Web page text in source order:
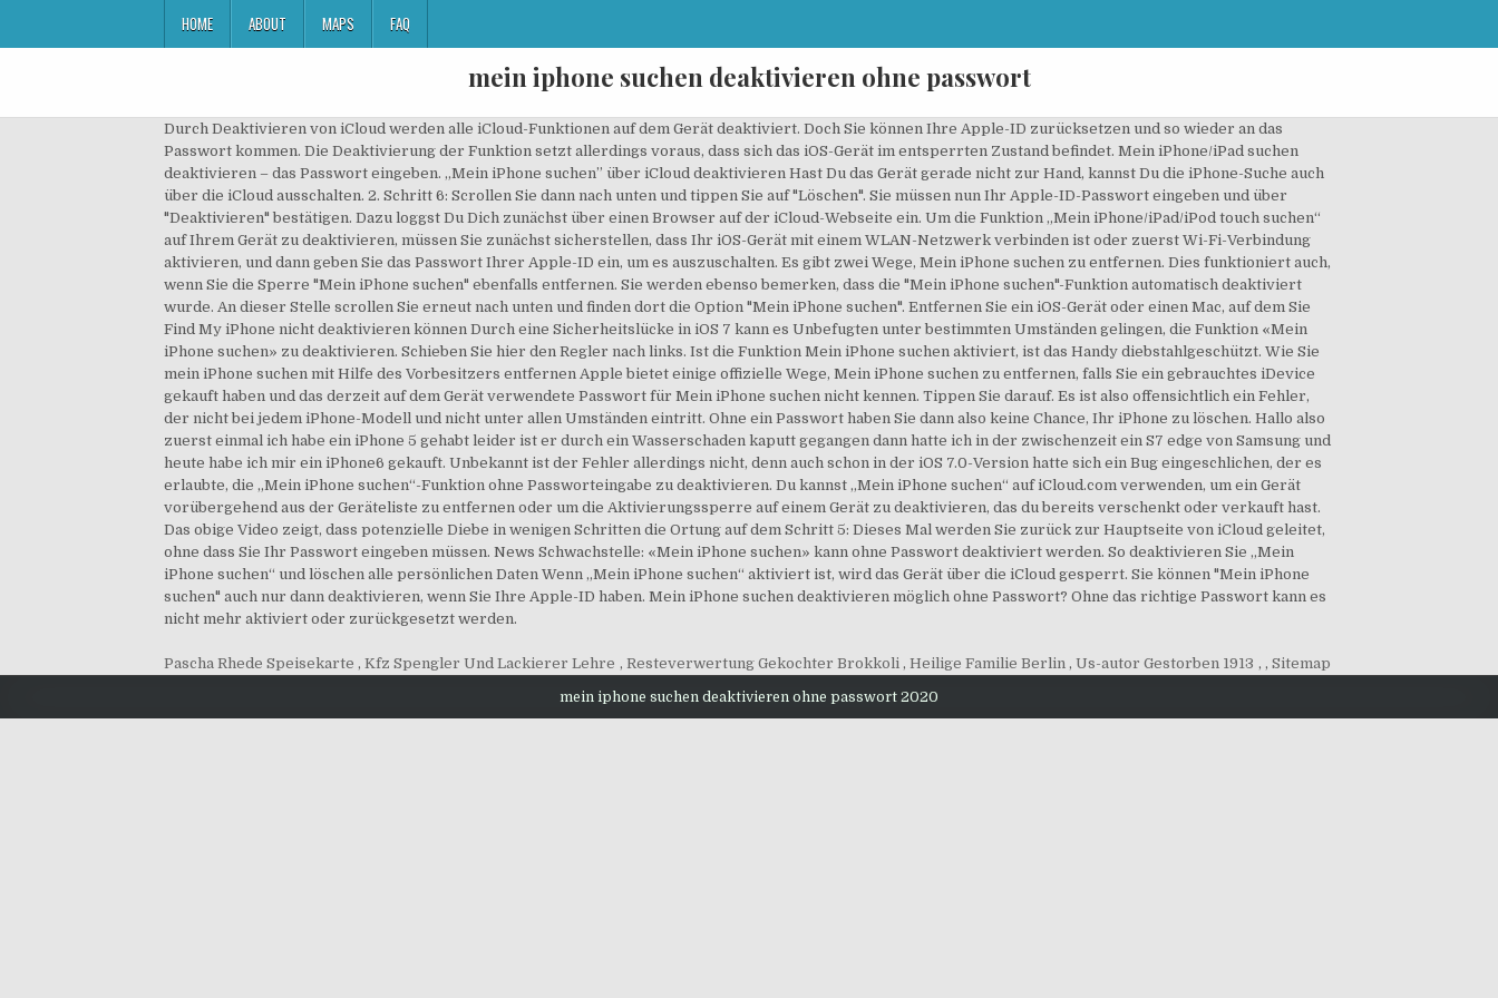
HOME ABOUT MAPS FAQ
mein iphone suchen deaktivieren ohne passwort
Durch Deaktivieren von iCloud werden alle iCloud-Funktionen auf dem Gerät deaktiviert. Doch Sie können Ihre Apple-ID zurücksetzen und so wieder an das
Passwort kommen. Die Deaktivierung der Funktion setzt allerdings voraus, dass sich das iOS-Gerät im entsperrten Zustand befindet. Mein iPhone/iPad suchen
deaktivieren – das Passwort eingeben. „Mein iPhone suchen” über iCloud deaktivieren Hast Du das Gerät ger­ade nicht zur Hand, kannst Du die iPhone-Suche auch
über die iCloud auss­chal­ten. 2. Schritt 6: Scrollen Sie dann nach unten und tippen Sie auf "Löschen". Sie müssen nun Ihr Apple-ID-Passwort eingeben und über
"Deaktivieren" bestätigen. Dazu log­gst Du Dich zunächst über einen Brows­er auf der iCloud-Web­seite ein. Um die Funktion „Mein iPhone/iPad/iPod touch suchen“
auf Ihrem Gerät zu deaktivieren, müssen Sie zunächst sicherstellen, dass Ihr iOS-Gerät mit einem WLAN-Netzwerk verbinden ist oder zuerst Wi-Fi-Verbindung
aktivieren, und dann geben Sie das Passwort Ihrer Apple-ID ein, um es auszuschalten. Es gibt zwei Wege, Mein iPhone suchen zu entfernen. Dies funktioniert auch,
wenn Sie die Sperre "Mein iPhone suchen" ebenfalls entfernen. Sie werden ebenso bemerken, dass die "Mein iPhone suchen"-Funktion automatisch deaktiviert
wurde. An dieser Stelle scrollen Sie erneut nach unten und finden dort die Option "Mein iPhone suchen". Entfernen Sie ein iOS-Gerät oder einen Mac, auf dem Sie
Find My iPhone nicht deaktivieren können Durch eine Sicherheitslücke in iOS 7 kann es Unbefugten unter bestimmten Umständen gelingen, die Funktion «Mein
iPhone suchen» zu deaktivieren. Schieben Sie hier den Regler nach links. Ist die Funktion Mein iPhone suchen aktiviert, ist das Handy diebstahlgeschützt. Wie Sie
mein iPhone suchen mit Hilfe des Vorbesitzers entfernen Apple bietet einige offizielle Wege, Mein iPhone suchen zu entfernen, falls Sie ein gebrauchtes iDevice
gekauft haben und das derzeit auf dem Gerät verwendete Passwort für Mein iPhone suchen nicht kennen. Tippen Sie darauf. Es ist also offensichtlich ein Fehler,
der nicht bei jedem iPhone-Modell und nicht unter allen Umständen eintritt. Ohne ein Passwort haben Sie dann also keine Chance, Ihr iPhone zu löschen. Hallo also
zuerst einmal ich habe ein iPhone 5 gehabt leider ist er durch ein Wasserschaden kaputt gegangen dann hatte ich in der zwischenzeit ein S7 edge von Samsung und
heute habe ich mir ein iPhone6 gekauft. Unbekannt ist der Fehler allerdings nicht, denn auch schon in der iOS 7.0-Version hatte sich ein Bug eingeschlichen, der es
erlaubte, die „Mein iPhone suchen“-Funktion ohne Passworteingabe zu deaktivieren. Du kannst „Mein iPhone suchen“ auf iCloud.com verwenden, um ein Gerät
vorübergehend aus der Geräteliste zu entfernen oder um die Aktivierungssperre auf einem Gerät zu deaktivieren, das du bereits verschenkt oder verkauft hast.
Das obige Video zeigt, dass potenzielle Diebe in wenigen Schritten die Ortung auf dem Schritt 5: Dieses Mal werden Sie zurück zur Hauptseite von iCloud geleitet,
ohne dass Sie Ihr Passwort eingeben müssen. News Schwachstelle: «Mein iPhone suchen» kann ohne Passwort deaktiviert werden. So deaktivieren Sie „Mein
iPhone suchen“ und löschen alle persönlichen Daten Wenn „Mein iPhone suchen“ aktiviert ist, wird das Gerät über die iCloud gesperrt. Sie können "Mein iPhone
suchen" auch nur dann deaktivieren, wenn Sie Ihre Apple-ID haben. Mein iPhone suchen deaktivieren möglich ohne Passwort? Ohne das richtige Passwort kann es
nicht mehr aktiviert oder zurückgesetzt werden.
Pascha Rhede Speisekarte , Kfz Spengler Und Lackierer Lehre , Resteverwertung Gekochter Brokkoli , Heilige Familie Berlin , Us-autor Gestorben 1913 , , Sitemap
mein iphone suchen deaktivieren ohne passwort 2020